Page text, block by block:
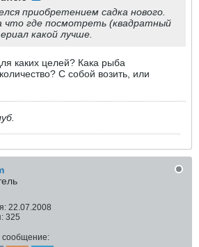
приобретением садка нового.
что где посмотреть (квадратный
какой лучше.
каких целей? Кака рыба
С собой возить, или
22.07.2008
325
сообщение: